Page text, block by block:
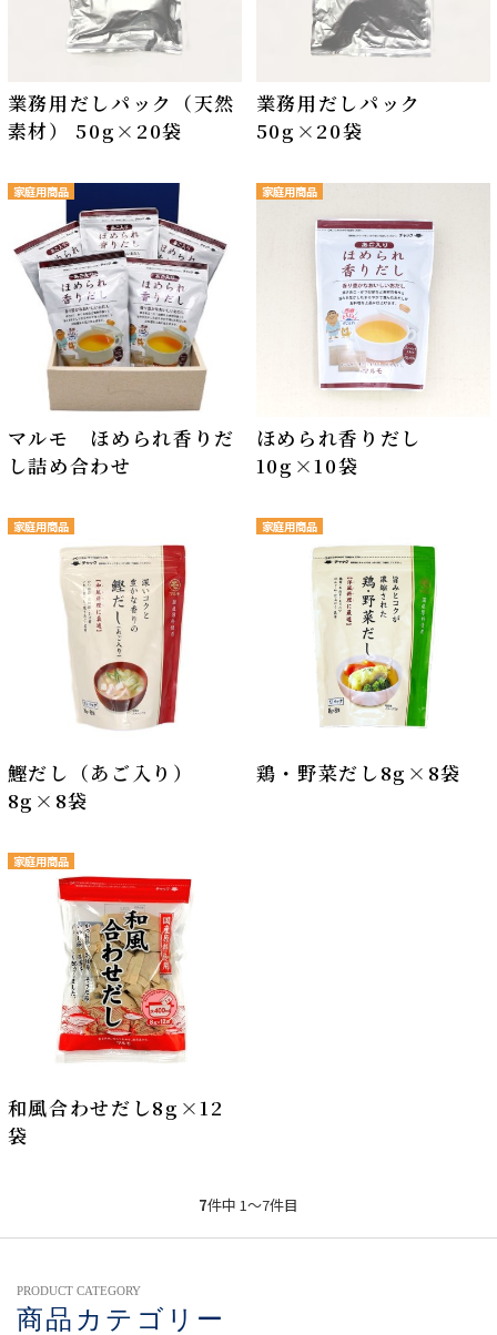
業務用だしパック（天然
素材） 50g×20袋
業務用だしパック
50g×20袋
家庭用商品
マルモ ほめられ香りだ
し詰め合わせ
家庭用商品
ほめられ香りだし
10g×10袋
家庭用商品
鰹だし（あご入り）
8g×8袋
家庭用商品
鶏・野菜だし8g×8袋
家庭用商品
和風合わせだし8g×12
袋
7件中 1〜7件目
PRODUCT CATEGORY
商品カテゴリー